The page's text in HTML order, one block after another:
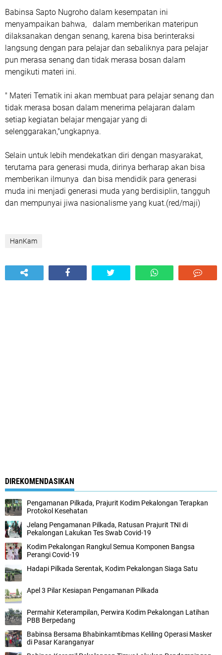
Babinsa Sapto Nugroho dalam kesempatan ini
menyampaikan bahwa, dalam memberikan materipun
dilaksanakan dengan senang, karena bisa berinteraksi
langsung dengan para pelajar dan sebaliknya para pelajar
pun merasa senang dan tidak merasa bosan dalam
mengikuti materi ini.
" Materi Tematik ini akan membuat para pelajar senang dan
tidak merasa bosan dalam menerima pelajaran dalam
setiap kegiatan belajar mengajar yang di
selenggarakan,"ungkapnya.
Selain untuk lebih mendekatkan diri dengan masyarakat,
terutama para generasi muda, dirinya berharap akan bisa
memberikan ilmunya dan bisa mendidik para generasi
muda ini menjadi generasi muda yang berdisiplin, tangguh
dan mempunyai jiwa nasionalisme yang kuat.(red/maji)
HanKam
DIREKOMENDASIKAN
Pengamanan Pilkada, Prajurit Kodim Pekalongan Terapkan
Protokol Kesehatan
Jelang Pengamanan Pilkada, Ratusan Prajurit TNI di
Pekalongan Lakukan Tes Swab Covid-19
Kodim Pekalongan Rangkul Semua Komponen Bangsa
Perangi Covid-19
Hadapi Pilkada Serentak, Kodim Pekalongan Siaga Satu
Apel 3 Pilar Kesiapan Pengamanan Pilkada
Permahir Keterampilan, Perwira Kodim Pekalongan Latihan
PBB Berpedang
Babinsa Bersama Bhabinkamtibmas Keliling Operasi Masker
di Pasar Karanganyar